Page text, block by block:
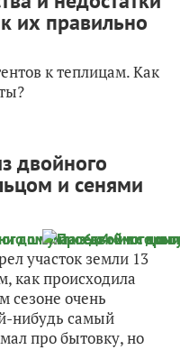
их правильно
к теплицам. Как
двойного
и сенями
участок земли 13
как происходила
сезоне очень
нибудь самый
про бытовку, но